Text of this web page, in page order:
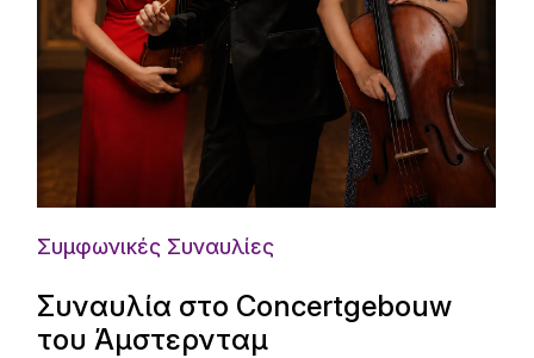
Συμφωνικές Συναυλίες
Συναυλία στο Concertgebouw
του Άμστερνταμ